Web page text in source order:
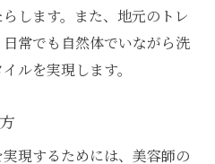
します。また、地元のトレ
常でも自然体でいながら洗
ルを実現します。
現するためには、美容師の